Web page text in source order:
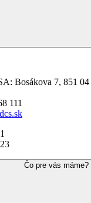
Bosákova 7, 851 04
111
Čo pre vás máme?